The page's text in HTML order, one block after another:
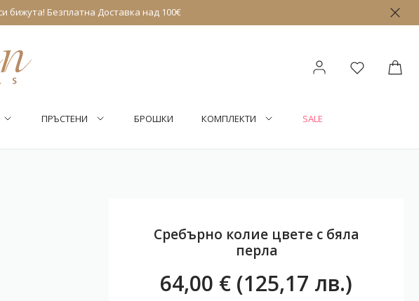
бижута! Безплатна Доставка над 100€
ПРЪСТЕНИ БРОШКИ КОМПЛЕКТИ SALE
Сребърно колие цвете с бяла
перла
64,00 € (125,17 лв.)